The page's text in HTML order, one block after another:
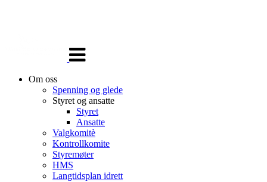
navigasjon
Om oss
Spenning og glede
Styret og ansatte
Styret
Ansatte
Valgkomitè
Kontrollkomite
Styremøter
HMS
Langtidsplan idrett